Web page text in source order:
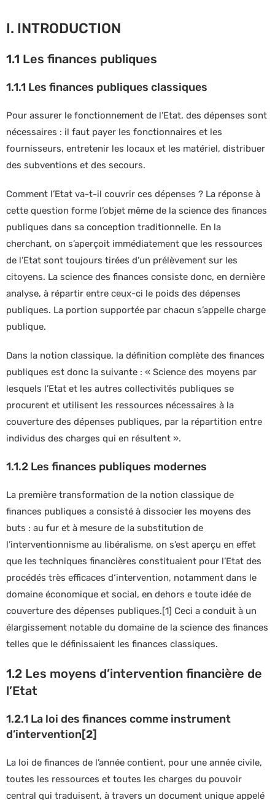
I. INTRODUCTION
1.1 Les finances publiques
1.1.1 Les finances publiques classiques
Pour assurer le fonctionnement de l’Etat, des dépenses sont
nécessaires : il faut payer les fonctionnaires et les
fournisseurs, entretenir les locaux et les matériel, distribuer
des subventions et des secours.
Comment l’Etat va-t-il couvrir ces dépenses ? La réponse à
cette question forme l’objet même de la science des finances
publiques dans sa conception traditionnelle. En la
cherchant, on s’aperçoit immédiatement que les ressources
de l’Etat sont toujours tirées d’un prélèvement sur les
citoyens. La science des finances consiste donc, en dernière
analyse, à répartir entre ceux-ci le poids des dépenses
publiques. La portion supportée par chacun s’appelle charge
publique.
Dans la notion classique, la définition complète des finances
publiques est donc la suivante : « Science des moyens par
lesquels l’Etat et les autres collectivités publiques se
procurent et utilisent les ressources nécessaires à la
couverture des dépenses publiques, par la répartition entre
individus des charges qui en résultent ».
1.1.2 Les finances publiques modernes
La première transformation de la notion classique de
finances publiques a consisté à dissocier les moyens des
buts : au fur et à mesure de la substitution de
l’interventionnisme au libéralisme, on s’est aperçu en effet
que les techniques financières constituaient pour l’Etat des
procédés très efficaces d‘intervention, notamment dans le
domaine économique et social, en dehors e toute idée de
couverture des dépenses publiques.[1] Ceci a conduit à un
élargissement notable du domaine de la science des finances
telles que le définissaient les finances classiques.
1.2 Les moyens d’intervention financière de
l’Etat
1.2.1 La loi des finances comme instrument
d’intervention[2]
La loi de finances de l’année contient, pour une année civile,
toutes les ressources et toutes les charges du pouvoir
central qui traduisent, à travers un document unique appelé